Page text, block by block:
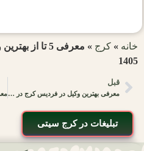
خانه » کرج »
معرفی 5 تا
1405
قبل
معرفی بهترین وکیل در فردیس کرج در سال 2025 – کرج سیتی
تبلیغات در کرج سیتی